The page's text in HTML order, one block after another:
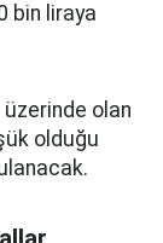
bin liraya
olan
olduğu